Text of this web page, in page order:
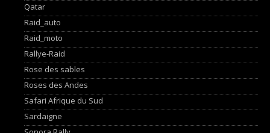
Qatar
Raid_auto
Raid_moto
Rallye-Raid
Rose des sables
Roses des Andes
Safari Afrique du Sud
Sardaigne